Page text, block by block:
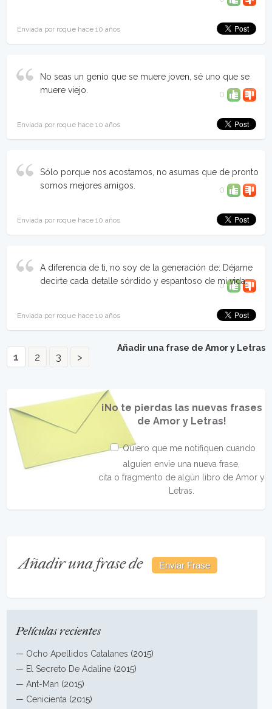
Enviada por roque hace 10 años
No seas un genio que se muere joven, sé uno que se
muere viejo.
0
Enviada por roque hace 10 años
Sólo porque nos acostamos, no asumas que de pronto
somos mejores amigos.
0
Enviada por roque hace 10 años
A diferencia de ti, no soy de la generación de: Déjame
decirte cada detalle sórdido y espantoso de mi vida.
0
Enviada por roque hace 10 años
Añadir una frase de Amor y Letras
1 2 3 >
¡No te pierdas las nuevas frases
de Amor y Letras!
Quiero que me notifiquen cuando
alguien envíe una nueva frase,
cita o fragmento de algún libro de Amor y
Letras.
Añadir una frase de
Películas recientes
— Ocho Apellidos Catalanes (2015)
— El Secreto De Adaline (2015)
—Ant-Man (2015)
— Cenicienta (2015)